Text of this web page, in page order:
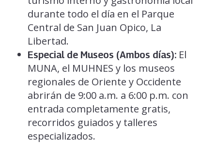
durante todo el día en el Parque
Central de San Juan Opico, La
Libertad.
Especial de Museos (Ambos días):El
MUNA, el MUHNES y los museos
regionales de Oriente y Occidente
abrirán de 9:00 a.m. a 6:00 p.m. con
entrada completamente gratis,
recorridos guiados y talleres
especializados.